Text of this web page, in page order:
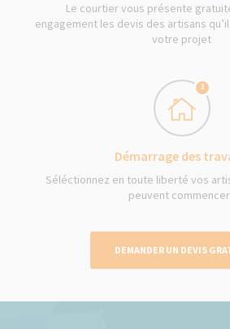
Le courtier vous présente
engagement les devis des artisans
votre projet
3
Démarrage des
Séléctionnez en toute liberté vos
peuvent
DEMANDER UN DEVIS